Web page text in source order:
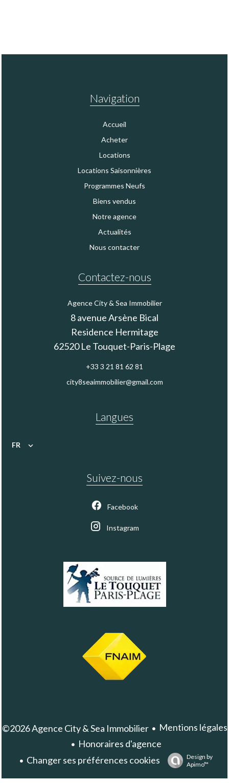
Navigation
Accueil
Acheter
Locations
Locations Saisonnières
Programmes Neufs
Biens vendus
Notre agence
Actualités
Nous contacter
Contactez-nous
Agence City & Sea Immobilier
8 avenue Arsène Bical
Residence Hermitage
62520Le Touquet-Paris-Plage
+33 3 21 81 62 81
city8seaimmobilier@gmail.com
Langues
FR
Suivez-nous
Facebook
Instagram
©2026 Agence City & Sea Immobilier
Mentions légales
Honoraires d'agence
Changer ses préférences cookies
Design by
Apimo™